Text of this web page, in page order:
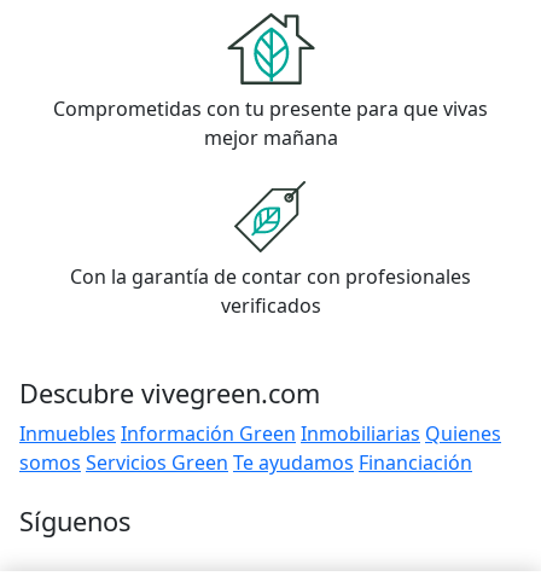
Comprometidas con tu presente para que vivas
mejor mañana
Con la garantía de contar con profesionales
verificados
Descubre vivegreen.com
Inmuebles Información Green Inmobiliarias Quienes
somos Servicios Green Te ayudamos Financiación
Síguenos